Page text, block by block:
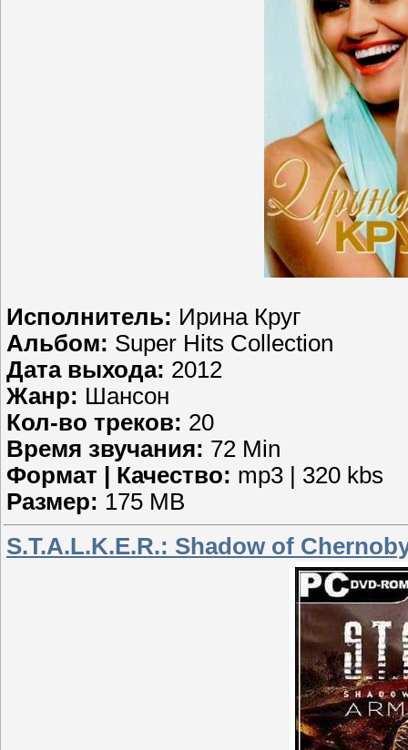
Исполнитель: Ирина Круг
Альбом: Super Hits Collection
Дата выхода: 2012
Жанр: Шансон
Кол-во треков: 20
Время звучания: 72 Min
Формат | Качество: mp3 | 320 kbs
Размер: 175 MB
S.T.A.L.K.E.R.: Shadow of